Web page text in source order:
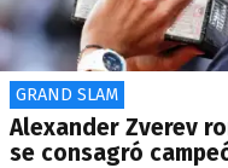
GRAND SLAM
Alexander Zverev
se consagró